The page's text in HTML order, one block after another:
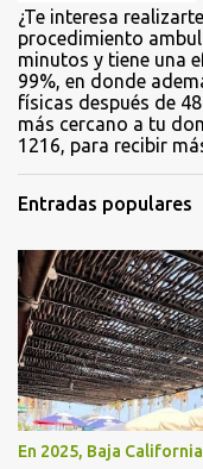
¿Te interesa
procedimiento
minutos y tiene una
99%, en donde
físicas después de
más cercano a tu
1216, para recibir
Entradas populares
En 2025, Baja